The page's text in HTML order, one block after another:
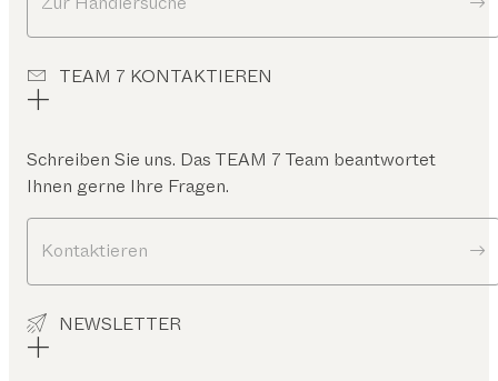
TEAM 7 KONTAKTIEREN
Schreiben Sie uns. Das TEAM 7 Team beantwortet
Ihnen gerne Ihre Fragen.
Kontaktieren
NEWSLETTER